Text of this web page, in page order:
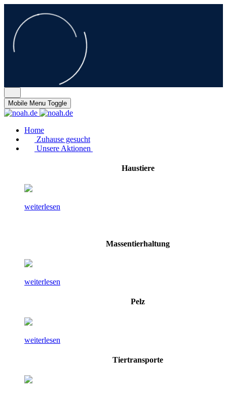
Mobile Menu Toggle
Home
Zuhause gesucht
Unsere Aktionen
Haustiere
weiterlesen
Massentierhaltung
weiterlesen
Pelz
weiterlesen
Tiertransporte